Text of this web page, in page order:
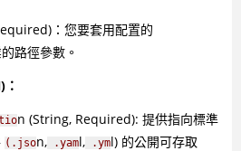
：您要套用配置的
路徑參數。
n (String, Required): 提供指向標準
(.json,.yaml,.yml) 的公開可存取